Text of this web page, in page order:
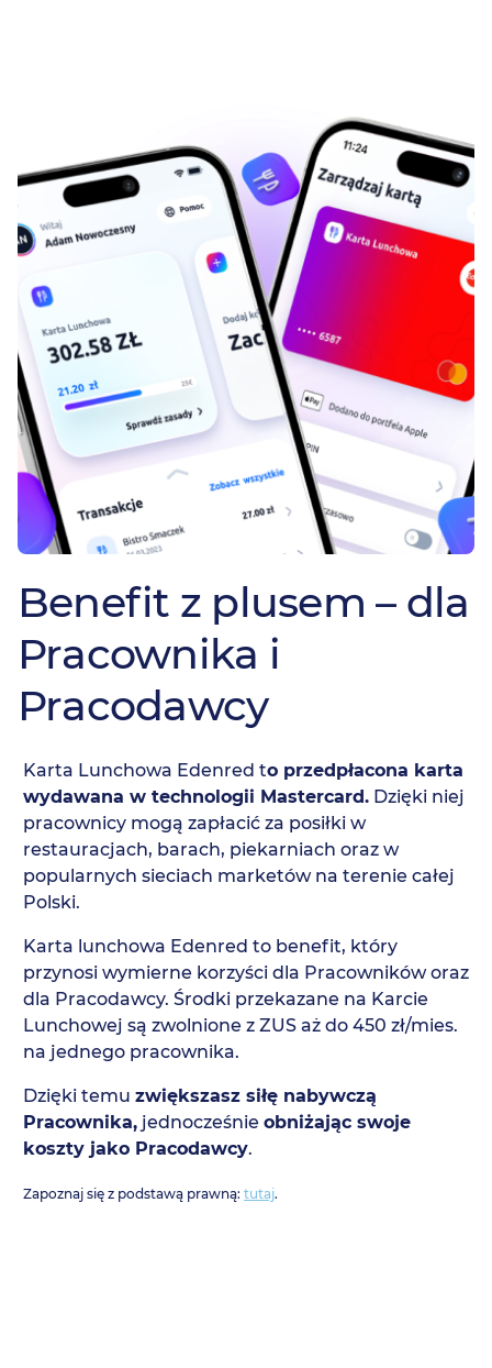
Benefit z plusem – dla
Pracownika i
Pracodawcy
Karta Lunchowa Edenred to przedpłacona karta
wydawana w technologii Mastercard. Dzięki niej
pracownicy mogą zapłacić za posiłki w
restauracjach, barach, piekarniach oraz w
popularnych sieciach marketów na terenie całej
Polski.
Karta lunchowa Edenred to benefit, który
przynosi wymierne korzyści dla Pracowników oraz
dla Pracodawcy. Środki przekazane na Karcie
Lunchowej są zwolnione z ZUS aż do 450 zł/mies.
na jednego pracownika.
Dzięki temu zwiększasz siłę nabywczą
Pracownika, jednocześnie obniżając swoje
koszty jako Pracodawcy.
Zapoznaj się z podstawą prawną: tutaj.